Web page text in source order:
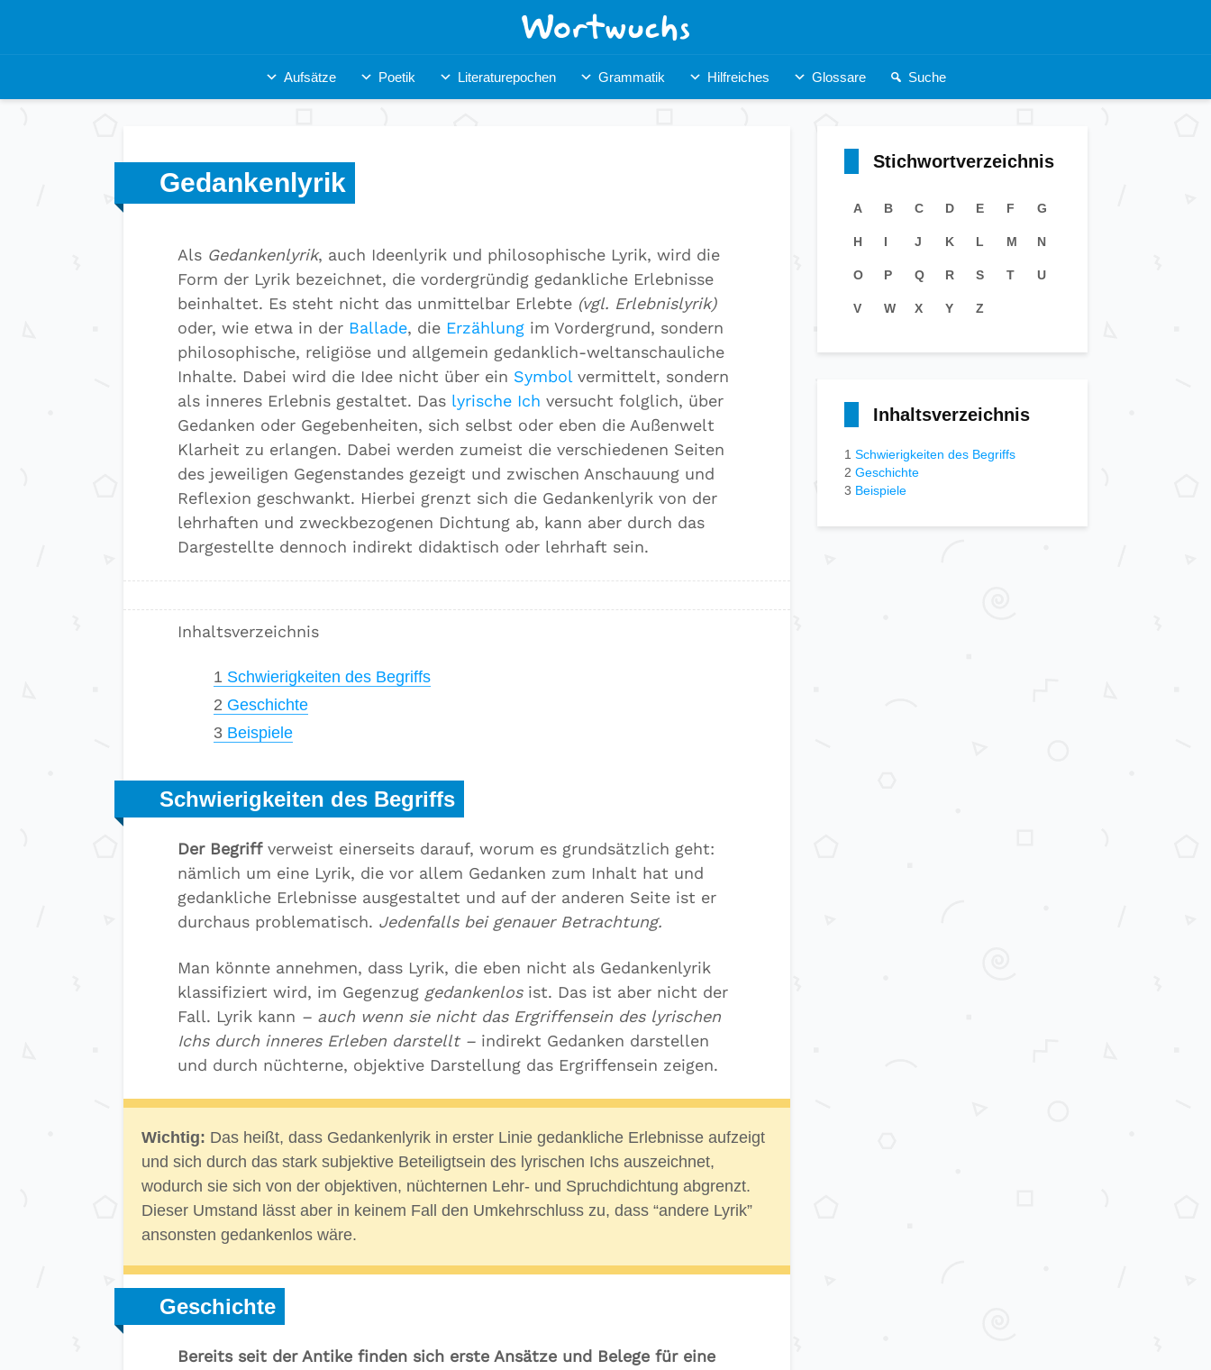
Aufsätze Poetik Literaturepochen Grammatik Hilfreiches Glossare Suche
Gedankenlyrik
Als Gedankenlyrik, auch Ideenlyrik und philosophische Lyrik, wird die
Form der Lyrik bezeichnet, die vordergründig gedankliche Erlebnisse
beinhaltet. Es steht nicht das unmittelbar Erlebte (vgl. Erlebnislyrik)
oder, wie etwa in der Ballade, die Erzählung im Vordergrund, sondern
philosophische, religiöse und allgemein gedanklich-weltanschauliche
Inhalte. Dabei wird die Idee nicht über ein Symbol vermittelt, sondern
als inneres Erlebnis gestaltet. Das lyrische Ich versucht folglich, über
Gedanken oder Gegebenheiten, sich selbst oder eben die Außenwelt
Klarheit zu erlangen. Dabei werden zumeist die verschiedenen Seiten
des jeweiligen Gegenstandes gezeigt und zwischen Anschauung und
Reflexion geschwankt. Hierbei grenzt sich die Gedankenlyrik von der
lehrhaften und zweckbezogenen Dichtung ab, kann aber durch das
Dargestellte dennoch indirekt didaktisch oder lehrhaft sein.
Inhaltsverzeichnis
1 Schwierigkeiten des Begriffs
2 Geschichte
3 Beispiele
Schwierigkeiten des Begriffs
Der Begriffverweist einerseits darauf, worum es grundsätzlich geht:
nämlich um eine Lyrik, die vor allem Gedanken zum Inhalt hat und
gedankliche Erlebnisse ausgestaltet und auf der anderen Seite ist er
durchaus problematisch. Jedenfalls bei genauer Betrachtung.
Man könnte annehmen, dass Lyrik, die eben nicht als Gedankenlyrik
klassifiziert wird, im Gegenzug gedankenlosist. Das ist aber nicht der
Fall. Lyrik kann – auch wenn sie nicht das Ergriffensein des lyrischen
Ichs durch inneres Erleben darstellt – indirekt Gedanken darstellen
und durch nüchterne, objektive Darstellung das Ergriffensein zeigen.
Wichtig: Das heißt, dass Gedankenlyrik in erster Linie gedankliche Erlebnisse aufzeigt
und sich durch das stark subjektive Beteiligtsein des lyrischen Ichs auszeichnet,
wodurch sie sich von der objektiven, nüchternen Lehr- und Spruchdichtung abgrenzt.
Dieser Umstand lässt aber in keinem Fall den Umkehrschluss zu, dass “andere Lyrik”
ansonsten gedankenlos wäre.
Geschichte
Bereits seit der Antike finden sich erste Ansätze und Belege für eine
Stichwortverzeichnis
A B C D E F G
H I J K L M N
O P Q R S T U
V W X Y Z
Inhaltsverzeichnis
1 Schwierigkeiten des Begriffs
2 Geschichte
3 Beispiele